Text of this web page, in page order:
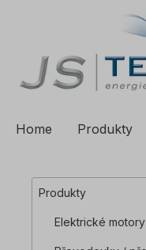
Přeskočit
Home Produkty
Produkty
Elektrické motory